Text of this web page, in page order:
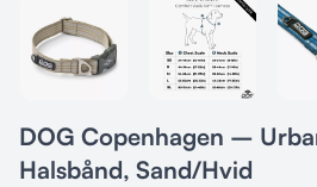
DOG Copenhagen –
Halsbånd, Sand/Hvid